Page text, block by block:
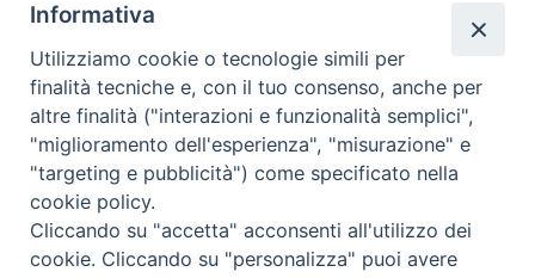
I nostri canali social
Informativa
Utilizziamo cookie o tecnologie simili per
finalità tecniche e, con il tuo consenso, anche per
altre finalità ("interazioni e funzionalità semplici",
"miglioramento dell'esperienza", "misurazione" e
"targeting e pubblicità") come specificato nella
cookie policy.
Cliccando su "accetta" acconsenti all'utilizzo dei
cookie. Cliccando su "personalizza" puoi avere